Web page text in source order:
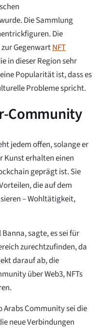
Die Sammlung
Die
GegenwartNFT
in dieser Region sehr
Popularität ist, dass es
Probleme spricht.
Community
jedem offen, solange er
Kunst erhalten einen
geprägt ist. Sie
die auf dem
– Wohltätigkeit,
Banna, sagte, es sei für
zurechtzufinden, da
darauf ab, die
über Web3, NFTs
Arabs Community sei die
neue Verbindungen